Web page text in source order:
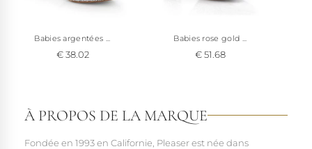
Babies argentées ...
€ 38.02
Babies rose gold ...
€ 51.68
À PROPOS DE LA MARQUE
Fondée en 1993 en Californie, Pleaser est née dans